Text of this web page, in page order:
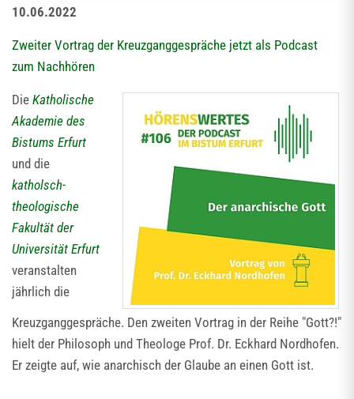
10.06.2022
Zweiter Vortrag der Kreuzganggespräche jetzt als Podcast
zum Nachhören
Die Katholische
Akademie des
Bistums Erfurt
und die
katholsch-
theologische
Fakultät der
Universität Erfurt
veranstalten
jährlich die
Kreuzganggespräche. Den zweiten Vortrag in der Reihe "Gott?!"
hielt der Philosoph und Theologe Prof. Dr. Eckhard Nordhofen.
Er zeigte auf, wie anarchisch der Glaube an einen Gott ist.